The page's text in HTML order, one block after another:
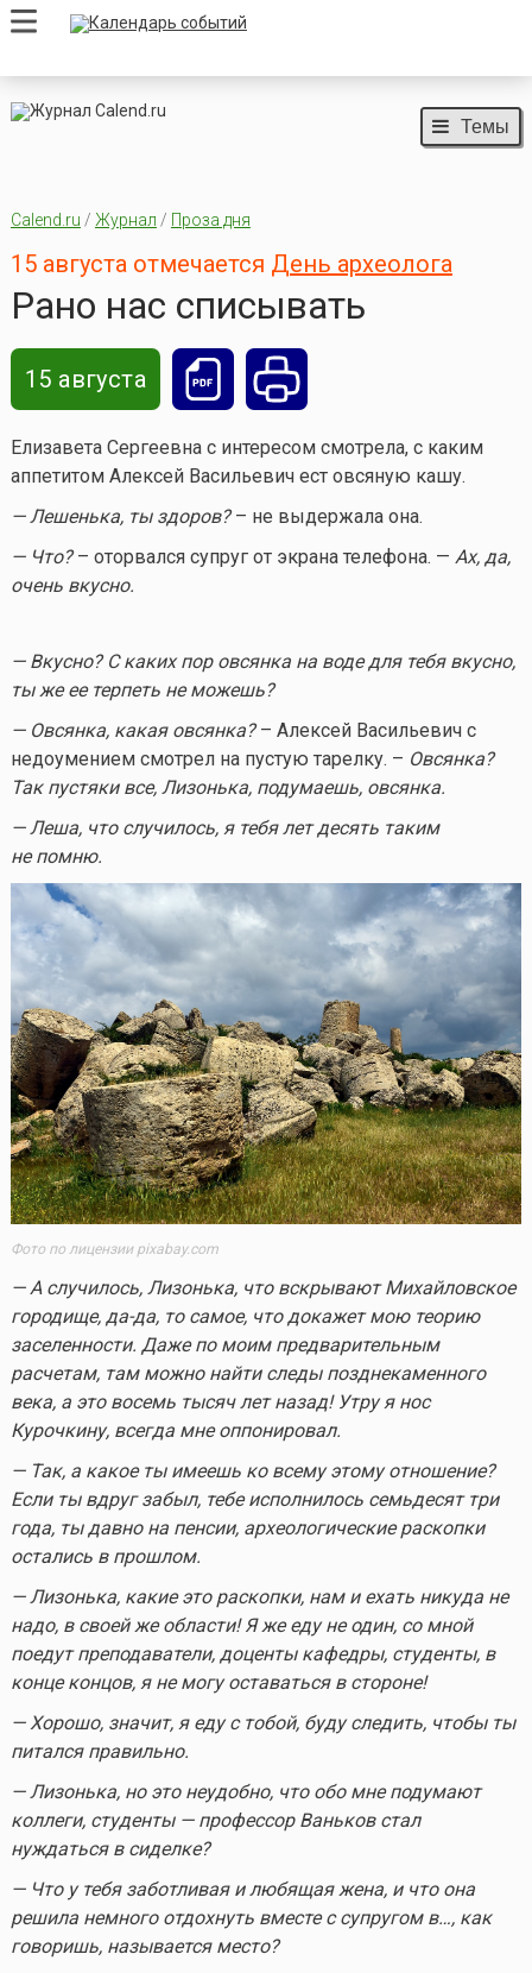
Темы
Calend.ru / Журнал / Проза дня
15 августа отмечается День археолога
Рано нас списывать
15 августа
Елизавета Сергеевна с интересом смотрела, с каким
аппетитом Алексей Васильевич ест овсяную кашу.
— Лешенька, ты здоров?– не выдержала она.
— Что?– оторвался супруг от экрана телефона. — Ах, да,
очень вкусно.
— Вкусно? С каких пор овсянка на воде для тебя вкусно,
ты же ее терпеть не можешь?
— Овсянка, какая овсянка?– Алексей Васильевич с
недоумением смотрел на пустую тарелку. – Овсянка?
Так пустяки все, Лизонька, подумаешь, овсянка.
— Леша, что случилось, я тебя лет десять таким
не помню.
Фото по лицензии pixabay.com
— А случилось, Лизонька, что вскрывают Михайловское
городище, да-да, то самое, что докажет мою теорию
заселенности. Даже по моим предварительным
расчетам, там можно найти следы позднекаменного
века, а это восемь тысяч лет назад! Утру я нос
Курочкину, всегда мне оппонировал.
— Так, а какое ты имеешь ко всему этому отношение?
Если ты вдруг забыл, тебе исполнилось семьдесят три
года, ты давно на пенсии, археологические раскопки
остались в прошлом.
— Лизонька, какие это раскопки, нам и ехать никуда не
надо, в своей же области! Я же еду не один, со мной
поедут преподаватели, доценты кафедры, студенты, в
конце концов, я не могу оставаться в стороне!
— Хорошо, значит, я еду с тобой, буду следить, чтобы ты
питался правильно.
— Лизонька, но это неудобно, что обо мне подумают
коллеги, студенты — профессор Ваньков стал
нуждаться в сиделке?
— Что у тебя заботливая и любящая жена, и что она
решила немного отдохнуть вместе с супругом в…, как
говоришь, называется место?